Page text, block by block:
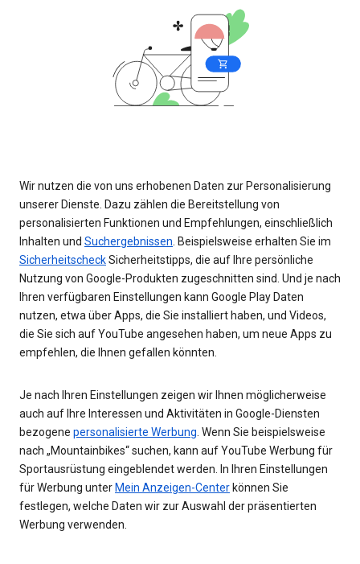
Wir nutzen die von uns erhobenen Daten zur Personalisierung
unserer Dienste. Dazu zählen die Bereitstellung von
personalisierten Funktionen und Empfehlungen, einschließlich
Inhalten und Suchergebnissen . Beispielsweise erhalten Sie im
SicherheitscheckSicherheitstipps, die auf Ihre persönliche
Nutzung von Google-Produkten zugeschnitten sind. Und je nach
Ihren verfügbaren Einstellungen kann Google Play Daten
nutzen, etwa über Apps, die Sie installiert haben, und Videos,
die Sie sich auf YouTube angesehen haben, um neue Apps zu
empfehlen, die Ihnen gefallen könnten.
Je nach Ihren Einstellungen zeigen wir Ihnen möglicherweise
auch auf Ihre Interessen und Aktivitäten in Google-Diensten
bezogene personalisierte Werbung . Wenn Sie beispielsweise
nach „Mountainbikes“ suchen, kann auf YouTube Werbung für
Sportausrüstung eingeblendet werden. In Ihren Einstellungen
für Werbung unterMein Anzeigen-Centerkönnen Sie
festlegen, welche Daten wir zur Auswahl der präsentierten
Werbung verwenden.